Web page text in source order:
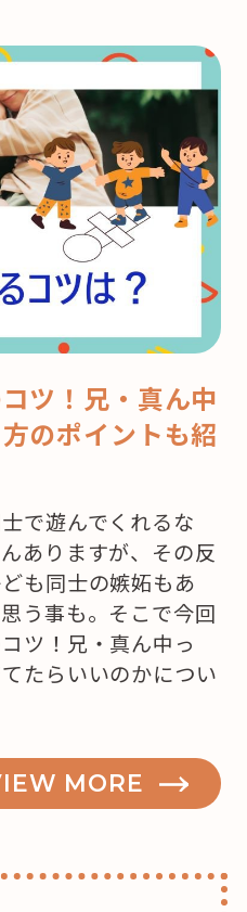
ツ！兄・真ん中
のポイントも紹
で遊んでくれるな
ありますが、その反
も同士の嫉妬もあ
う事も。そこで今回
ツ！兄・真ん中っ
たらいいのかについ
MORE